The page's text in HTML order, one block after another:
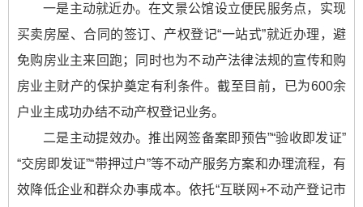
一是主动就近办。在文景公馆设立便民服务点，实现
买卖房屋、合同的签订、产权登记“一站式”就近办理，避
免购房业主来回跑；同时也为不动产法律法规的宣传和购
房业主财产的保护奠定有利条件。截至目前，已为600余
户业主成功办结不动产权登记业务。
二是主动提效办。推出网签备案即预告”“验收即发证”
“交房即发证”“带押过户”等不动产服务方案和办理流程，有
效降低企业和群众办事成本。依托“互联网+不动产登记市